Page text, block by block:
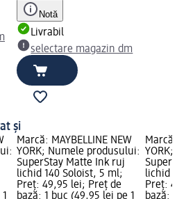
Notă
Livrabil
selectare magazin dm
și
Marcă: MAYBELLINE NEW
YORK; Numele produsului:
SuperStay Matte Ink ruj
lichid 140 Soloist, 5 ml;
Preț: 49,95 lei; Preț de
bază: 1 buc (49,95 lei pe 1
Marcă:
YORK;
lichid
Preț:
bază: 1